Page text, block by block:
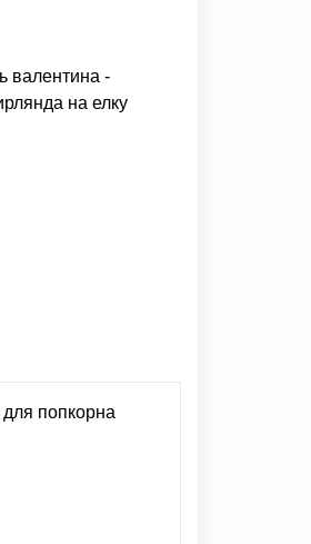
валентина -
на елку
для попкорна